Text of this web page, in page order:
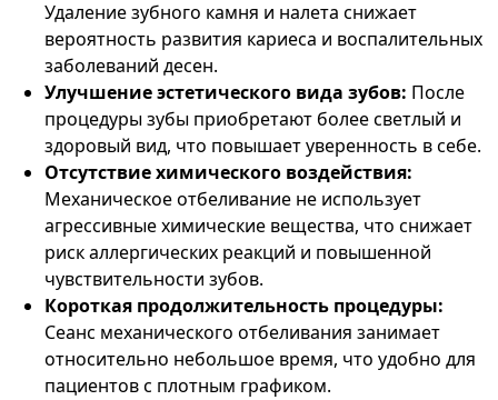
Удаление зубного камня и налета снижает
вероятность развития кариеса и воспалительных
заболеваний десен.
Улучшение эстетического вида зубов: После
процедуры зубы приобретают более светлый и
здоровый вид, что повышает уверенность в себе.
Отсутствие химического воздействия:
Механическое отбеливание не использует
агрессивные химические вещества, что снижает
риск аллергических реакций и повышенной
чувствительности зубов.
Короткая продолжительность процедуры:
Сеанс механического отбеливания занимает
относительно небольшое время, что удобно для
пациентов с плотным графиком.